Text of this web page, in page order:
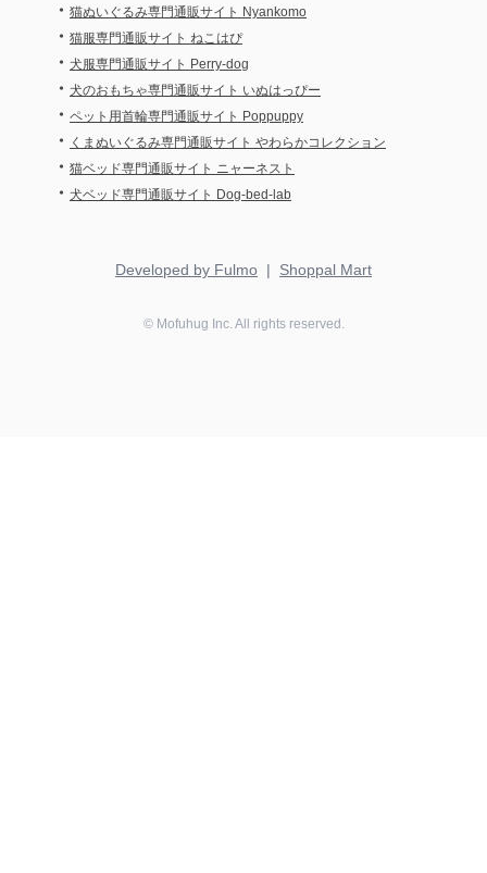
・ 猫ぬいぐるみ専門通販サイト Nyankomo
・ 猫服専門通販サイト ねこはぴ
・ 犬服専門通販サイト Perry-dog
・ 犬のおもちゃ専門通販サイト いぬはっぴー
・ ペット用首輪専門通販サイト Poppuppy
・ くまぬいぐるみ専門通販サイト やわらかコレクション
・ 猫ベッド専門通販サイト ニャーネスト
・ 犬ベッド専門通販サイト Dog-bed-lab
Developed by Fulmo | Shoppal Mart
© Mofuhug Inc. All rights reserved.